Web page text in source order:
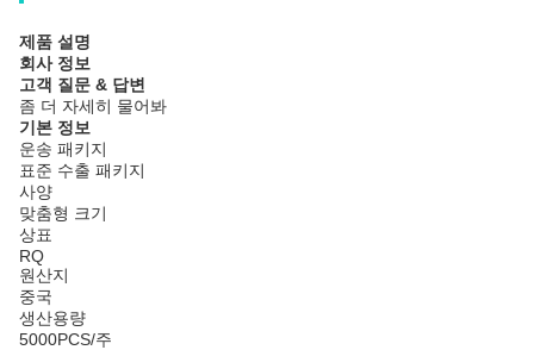
제품 설명
회사 정보
고객 질문 & 답변
좀 더 자세히 물어봐
기본 정보
운송 패키지
표준 수출 패키지
사양
맞춤형 크기
상표
RQ
원산지
중국
생산용량
5000PCS/주